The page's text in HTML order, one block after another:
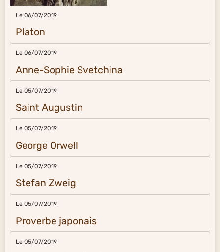
Le 06/07/2019
Platon
Le 06/07/2019
Anne-Sophie Svetchina
Le 05/07/2019
Saint Augustin
Le 05/07/2019
George Orwell
Le 05/07/2019
Stefan Zweig
Le 05/07/2019
Proverbe japonais
Le 05/07/2019